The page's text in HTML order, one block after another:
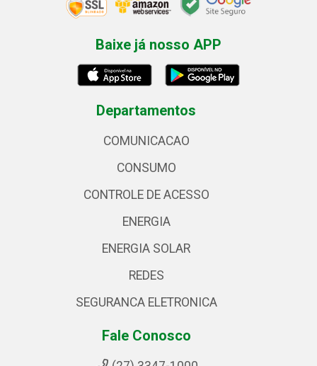
Baixe já nosso APP
Departamentos
COMUNICACAO
CONSUMO
CONTROLE DE ACESSO
ENERGIA
ENERGIA SOLAR
REDES
SEGURANCA ELETRONICA
Fale Conosco